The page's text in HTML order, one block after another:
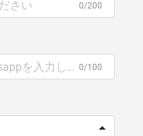
0/200
0/100